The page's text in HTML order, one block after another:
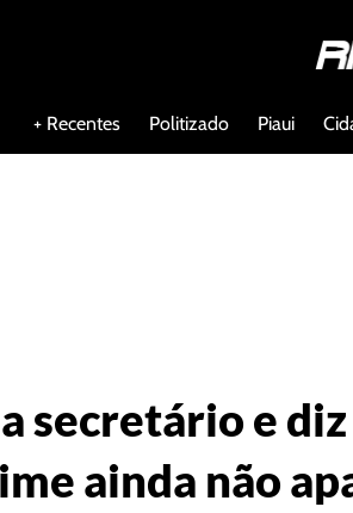
+ Recentes Politizado Piaui
secretário e
ainda não